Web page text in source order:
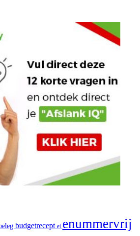
budgetrecept ei enummervrij